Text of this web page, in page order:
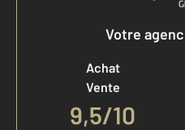
Votre
Achat
Vente
9,5/10